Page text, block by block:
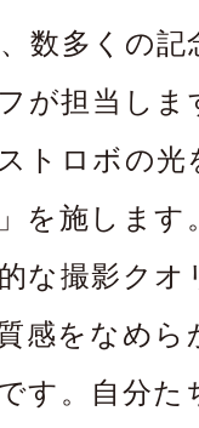
数多くの記
が担当し
トロボの光
を施しま
な撮影クオ
感をなめら
す。自分た